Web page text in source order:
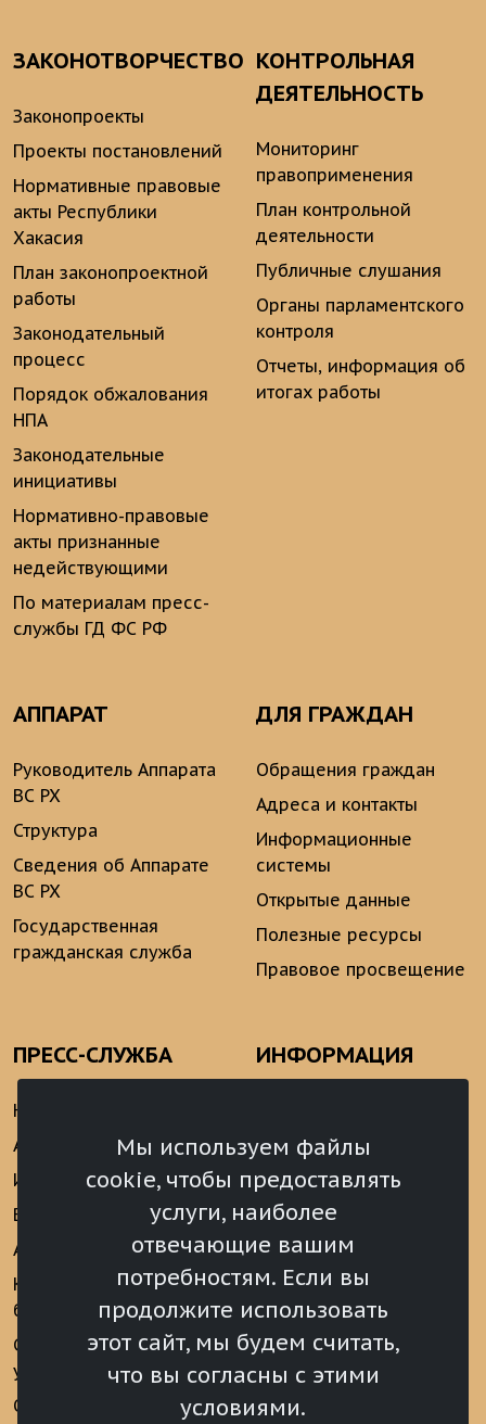
Мы используем файлы
cookie, чтобы предоставлять
услуги, наиболее
отвечающие вашим
потребностям. Если вы
продолжите использовать
этот сайт, мы будем считать,
что вы согласны с этими
условиями.
ЗАКОНОТВОРЧЕСТВО
Законопроекты
Проекты постановлений
Нормативные правовые
акты Республики
Хакасия
План законопроектной
работы
Законодательный
процесс
Порядок обжалования
НПА
Законодательные
инициативы
Нормативно-правовые
акты признанные
недействующими
По материалам пресс-
службы ГД ФС РФ
КОНТРОЛЬНАЯ
ДЕЯТЕЛЬНОСТЬ
Мониторинг
правоприменения
План контрольной
деятельности
Публичные слушания
Органы парламентского
контроля
Отчеты, информация об
итогах работы
АППАРАТ
Руководитель Аппарата
ВС РХ
Структура
Сведения об Аппарате
ВС РХ
Государственная
гражданская служба
ДЛЯ ГРАЖДАН
Обращения граждан
Адреса и контакты
Информационные
системы
Открытые данные
Полезные ресурсы
Правовое просвещение
ПРЕСС-СЛУЖБА
Новости
Анонсы
Интервью
Видеоматериалы
Аккредитация
Конкурс «Хрустальный
барс»
Сведения о СМИ
учрежденных ВС РХ
Опросы и голосования
ИНФОРМАЦИЯ
аналитические
материалы
Реализация Послания
Президента РФ
Федеральному
Собранию РФ
Местное
самоуправление
Финансы
Награды